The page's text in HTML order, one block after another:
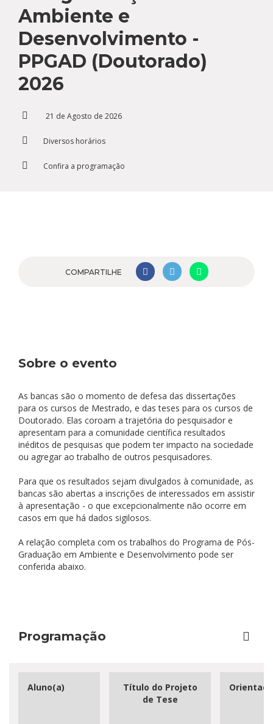
de Idiomas
& Você - Comunidade
Ambiente e
Desenvolvimento -
PPGAD (Doutorado)
2026
21 de Agosto de 2026
Diversos horários
Confira a programação
COMPARTILHE
Sobre o evento
As bancas são o momento de defesa das dissertações
para os cursos de Mestrado, e das teses para os cursos de
Doutorado. Elas coroam a trajetória do pesquisador e
apresentam para a comunidade científica resultados
inéditos de pesquisas que podem ter impacto na sociedade
ou agregar ao trabalho de outros pesquisadores.
Para que os resultados sejam divulgados à comunidade, as
bancas são abertas a inscrições de interessados em assistir
à apresentação - o que excepcionalmente não ocorre em
casos em que há dados sigilosos.
A relação completa com os trabalhos do Programa de Pós-
Graduação em Ambiente e Desenvolvimento pode ser
conferida abaixo.
Programação
Aluno(a)
Título do Projeto
de Tese